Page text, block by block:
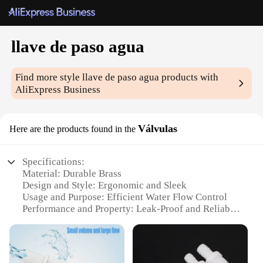
llave de paso agua
Find more stylellave de paso agua products with
AliExpress Business
Here are the products found in the Válvulas
Specifications:
Material: Durable Brass
Design and Style: Ergonomic and Sleek
Usage and Purpose: Efficient Water Flow Control
Performance and Property: Leak-Proof and Reliable
Applicable People: Plumbers, Homeowners, and
DIY Enthusiasts